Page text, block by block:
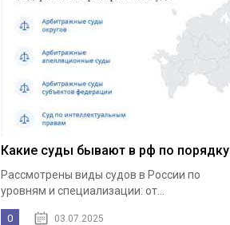
Какие суды бывают в рф по порядку
Рассмотрены виды судов в России по
уровням и специализации: от...
0 03.07.2025